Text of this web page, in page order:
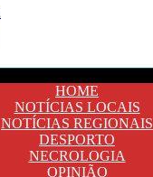
HOME
NOTÍCIAS LOCAIS
NOTÍCIAS REGIONAIS
DESPORTO
NECROLOGIA
OPINIÃO